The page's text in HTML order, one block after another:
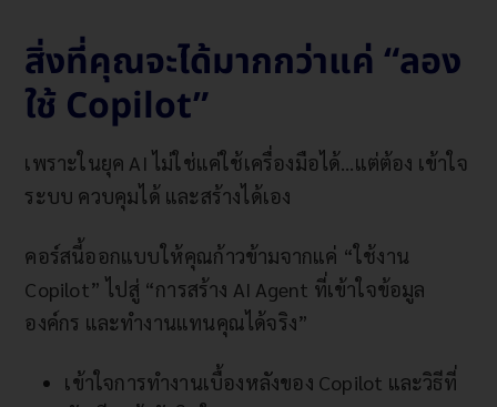
สิ่งที่คุณจะได้มากกว่าแค่ “ลอง
ใช้ Copilot”
เพราะในยุค AI ไม่ใช่แค่ใช้เครื่องมือได้…แต่ต้อง เข้าใจ
ระบบ ควบคุมได้ และสร้างได้เอง
คอร์สนี้ออกแบบให้คุณก้าวข้ามจากแค่ “ใช้งาน
Copilot” ไปสู่ “การสร้าง AI Agent ที่เข้าใจข้อมูล
องค์กร และทำงานแทนคุณได้จริง”
เข้าใจการทำงานเบื้องหลังของ Copilot และวิธีที่